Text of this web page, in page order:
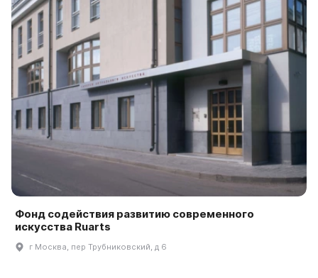
Фонд содействия развитию современного
искусства Ruarts
г Москва, пер Трубниковский, д 6